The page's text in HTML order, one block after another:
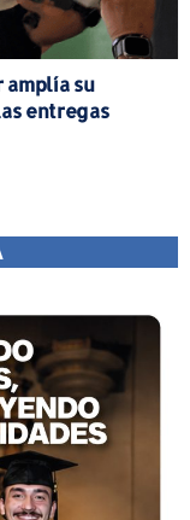
amplía su
entregas